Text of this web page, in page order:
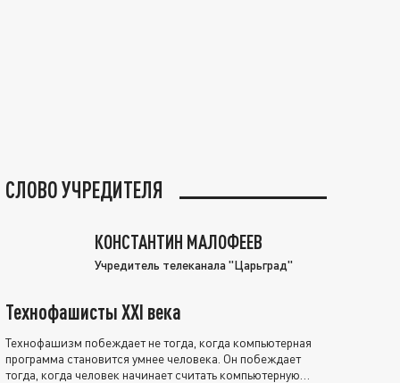
СЛОВО УЧРЕДИТЕЛЯ
КОНСТАНТИН МАЛОФЕЕВ
Учредитель телеканала "Царьград"
Технофашисты XXI века
Технофашизм побеждает не тогда, когда компьютерная
программа становится умнее человека. Он побеждает
тогда, когда человек начинает считать компьютерную